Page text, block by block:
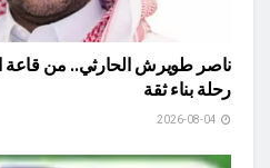
ناصر طويرش الحارثي.. من قاعة
رحلة بناء ثقة